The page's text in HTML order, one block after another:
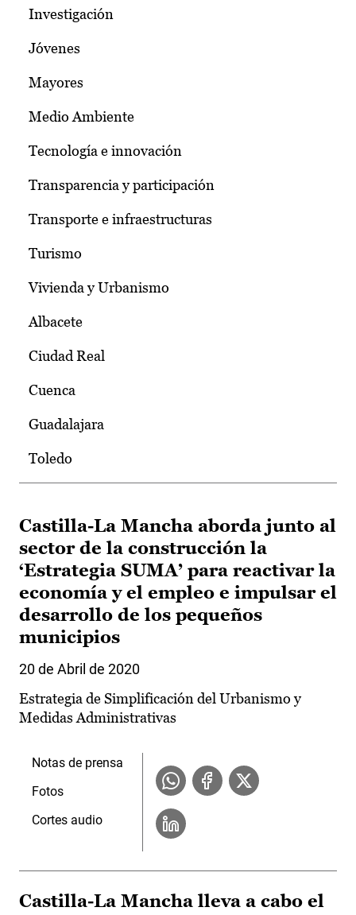
Investigación
Jóvenes
Mayores
Medio Ambiente
Tecnología e innovación
Transparencia y participación
Transporte e infraestructuras
Turismo
Vivienda y Urbanismo
Albacete
Ciudad Real
Cuenca
Guadalajara
Toledo
Castilla-La Mancha aborda junto al
sector de la construcción la
‘Estrategia SUMA’ para reactivar la
economía y el empleo e impulsar el
desarrollo de los pequeños
municipios
20 de Abril de 2020
Estrategia de Simplificación del Urbanismo y
Medidas Administrativas
Notas de prensa
Fotos
Cortes audio
Castilla-La Mancha lleva a cabo el